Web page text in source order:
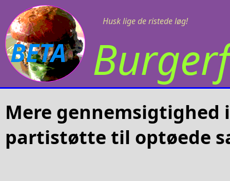
Husk lige de ristede løg!
BETA
Mere gennemsigtighed
partistøtte til optøede